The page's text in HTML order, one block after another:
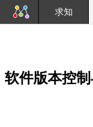
求知
软件版本控